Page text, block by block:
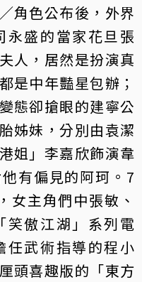
角色公布後，外界
永盛的當家花旦張
人，居然是扮演真
是中年豔星包辦；
態卻搶眼的建寧公
姊妹，分別由袁潔
姐」李嘉欣飾演韋
有偏見的阿珂。7
女主角們中張敏、
笑傲江湖」系列電
任武術指導的程小
頭喜趣版的「東方